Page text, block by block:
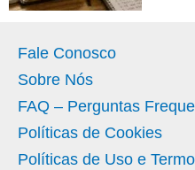
Fale Conosco
Sobre Nós
FAQ – Perguntas
Políticas de Cookies
Políticas de Uso e